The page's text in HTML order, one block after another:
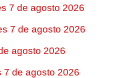
7 de agosto 2026
7 de agosto 2026
agosto 2026
7 de agosto 2026